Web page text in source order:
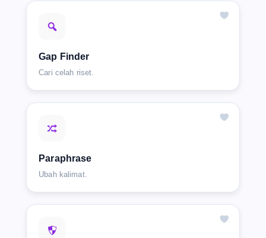
Gap Finder
Cari celah riset.
Paraphrase
Ubah kalimat.